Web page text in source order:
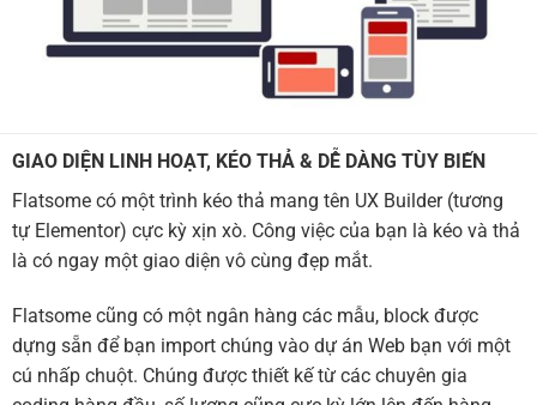
GIAO DIỆN LINH HOẠT, KÉO THẢ & DỄ DÀNG TÙY BIẾN
Flatsome có một trình kéo thả mang tên UX Builder (tương
tự Elementor) cực kỳ xịn xò. Công việc của bạn là kéo và thả
là có ngay một giao diện vô cùng đẹp mắt.
Flatsome cũng có một ngân hàng các mẫu, block được
dựng sẵn để bạn import chúng vào dự án Web bạn với một
cú nhấp chuột. Chúng được thiết kế từ các chuyên gia